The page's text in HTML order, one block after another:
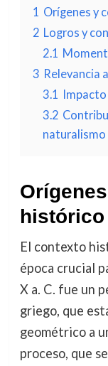
1 Orígenes y
2 Logros y
2.1
3 Relevancia
3.1
3.2
naturalismo
histórico
El contexto
época crucial
X a. C. fue un
griego, que
geométrico a
proceso, que